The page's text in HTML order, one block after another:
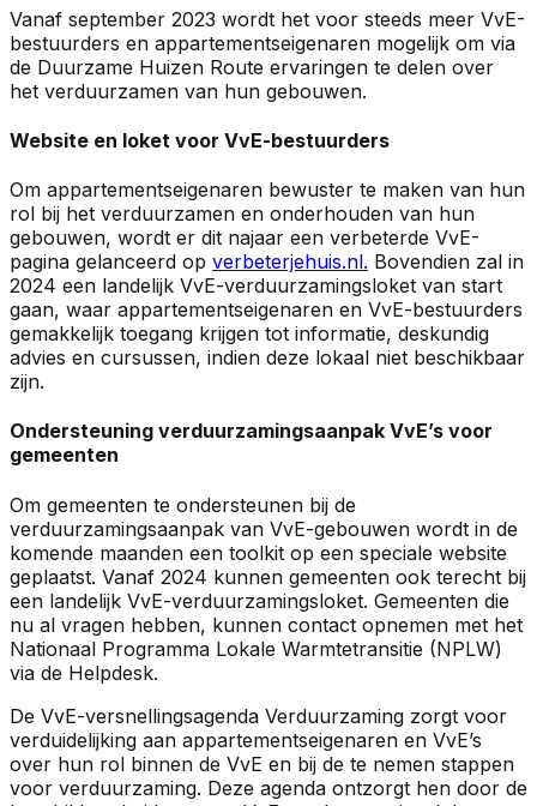
Vanaf september 2023 wordt het voor steeds meer VvE-
bestuurders en appartementseigenaren mogelijk om via
de Duurzame Huizen Route ervaringen te delen over
het verduurzamen van hun gebouwen.
Website en loket voor VvE-bestuurders
Om appartementseigenaren bewuster te maken van hun
rol bij het verduurzamen en onderhouden van hun
gebouwen, wordt er dit najaar een verbeterde VvE-
pagina gelanceerd op verbeterjehuis.nl. Bovendien zal in
2024 een landelijk VvE-verduurzamingsloket van start
gaan, waar appartementseigenaren en VvE-bestuurders
gemakkelijk toegang krijgen tot informatie, deskundig
advies en cursussen, indien deze lokaal niet beschikbaar
zijn.
Ondersteuning verduurzamingsaanpak VvE’s voor
gemeenten
Om gemeenten te ondersteunen bij de
verduurzamingsaanpak van VvE-gebouwen wordt in de
komende maanden een toolkit op een speciale website
geplaatst. Vanaf 2024 kunnen gemeenten ook terecht bij
een landelijk VvE-verduurzamingsloket. Gemeenten die
nu al vragen hebben, kunnen contact opnemen met het
Nationaal Programma Lokale Warmtetransitie (NPLW)
via de Helpdesk.
De VvE-versnellingsagenda Verduurzaming zorgt voor
verduidelijking aan appartementseigenaren en VvE’s
over hun rol binnen de VvE en bij de te nemen stappen
voor verduurzaming. Deze agenda ontzorgt hen door de